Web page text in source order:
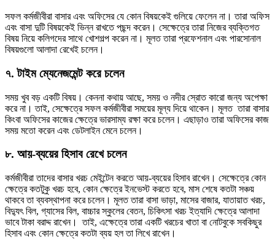
সফল কর্মজীবীরা বাসার এবং অফিসের যে কোন বিষয়কেই গুলিয়ে ফেলেন না। তারা অফিস
এবং বাসা দুটি বিষয়কেই ভিন্ন রাখতে পছন্দ করেন। সেক্ষেত্রে তারা নিজের ব্যক্তিগত
বিষয় নিয়ে কলিগদের সাথে খোশগল্প করেন না। মূলত তারা প্রফেশনাল এবং পারসোনাল
বিষয়গুলো আলাদা রেখেই চলেন।
৭. টাইম ম্যেনেজমেন্ট করে চলেন
সময় খুব বড় একটি বিষয়। কেননা কথায় আছে, সময় ও নদীর স্রোত কারো জন্য অপেক্ষা
করে না। তাই, সেক্ষেত্রে সফল কর্মজীবীরা সময়ের মূল্য দিয়ে থাকেন। মূলত তারা বাসার
কিংবা অফিসের কাজের ক্ষেত্রে ভারসাম্য রক্ষা করে চলেন। এছাড়াও তারা অফিসের কাজ
সময় মতো করেন এবং ডেটলাইন মেনে চলেন।
৮. আয়-ব্যয়ের হিসাব রেখে চলেন
কর্মজীবীরা তাদের বাসার খরচ মেইন্টেন করতে আয়-ব্যয়ের হিসাব রাখেন। সেক্ষেত্রে কোন
ক্ষেত্রে কতটুকু খরচ হবে, কোন ক্ষেত্রে ইনভেস্ট করতে হবে, মাস শেষে কতটা সঞ্চয়
থাকবে তা ব্যবস্থাপনা করে চলেন। মূলত তারা বাসা ভাড়া, মাসের বাজার, যাতায়াত খরচ,
বিদ্যুৎ বিল, গ্যাসের বিল, বাচ্চার স্কুলের বেতন, চিকিৎসা খরচ ইত্যাদি ক্ষেত্রে আলাদা
ভাবে টাকা বরাদ্দ রাখেন। তাই, এক্ষেত্রে তারা একটি খরচের খাতা বা নোটবুকে সবকিছুর
হিসাব এবং কোন ক্ষেত্রে কতটা ব্যয় হল তা লিখে রাখেন।